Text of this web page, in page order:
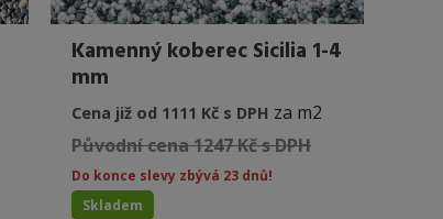
Kamenný koberec Sicilia 1-4
mm
Cena již od 1111 Kč s DPH za m2
Původní cena 1247 Kč s DPH
Do konce slevy zbývá 23 dnů!
Skladem